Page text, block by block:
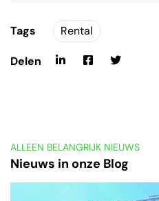
Tags Rental
Delen
ALLEEN BELANGRIJK NIEUWS
Nieuws in onze Blog